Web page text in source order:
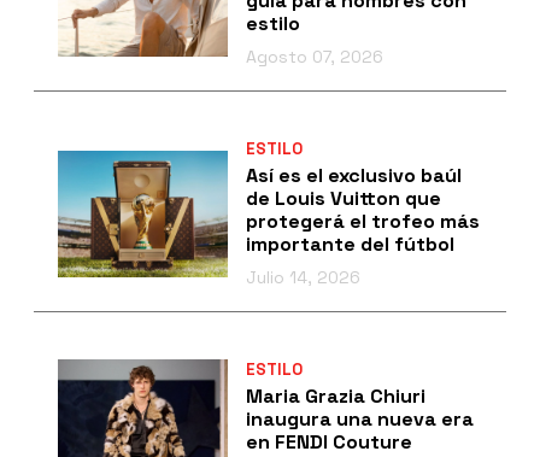
estilo
Agosto 07, 2026
ESTILO
Así es el exclusivo baúl
de Louis Vuitton que
protegerá el trofeo más
importante del fútbol
Julio 14, 2026
ESTILO
Maria Grazia Chiuri
inaugura una nueva era
en FENDI Couture